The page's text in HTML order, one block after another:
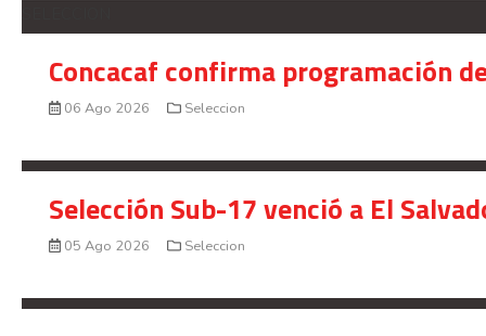
Concacaf confirma programación
06 Ago 2026 Seleccion
Selección Sub-17 venció a El
05 Ago 2026 Seleccion